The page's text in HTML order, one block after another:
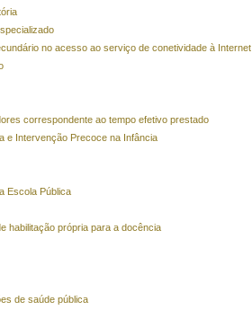
no acesso ao serviço de conetividade à Internet
correspondente ao tempo efetivo prestado
e Intervenção Precoce na Infância
Escola Pública
habilitação própria para a docência
de saúde pública